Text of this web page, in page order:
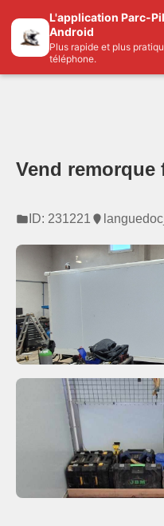
L'application Parc-
Android
Plus rapide et plus
téléphone.
Parc-pilotes.com
Vend remorque
ID: 231221